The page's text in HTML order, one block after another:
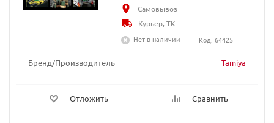
Бренд/Производитель Tamiya
Отложить Сравнить
Самовывоз
Курьер, ТК
Нет в наличии
Код: 64425